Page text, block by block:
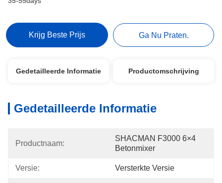
Krijg Beste Prijs Ga Nu Praten.
Gedetailleerde Informatie Productomschrijving
Gedetailleerde Informatie
Productnaam:
SHACMAN F3000 6×4
Betonmixer
Versie: Versterkte Versie